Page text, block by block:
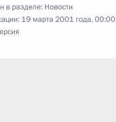
в разделе: Новости
19 марта 2001 года, 00:00